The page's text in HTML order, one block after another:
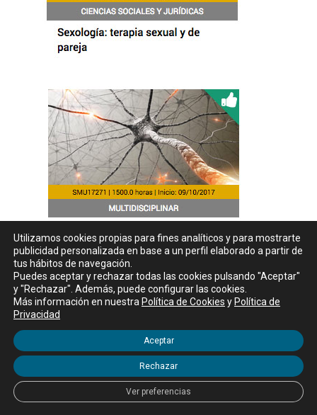
Utilizamos cookies propias para fines analíticos y para mostrarte
publicidad personalizada en base a un perfil elaborado a partir de
tus hábitos de navegación.
Puedes aceptar y rechazar todas las cookies pulsando "Aceptar"
y "Rechazar". Además, puede configurar las cookies.
Más información en nuestra Política de Cookies y Política de
Privacidad
Aceptar
Rechazar
Ver preferencias